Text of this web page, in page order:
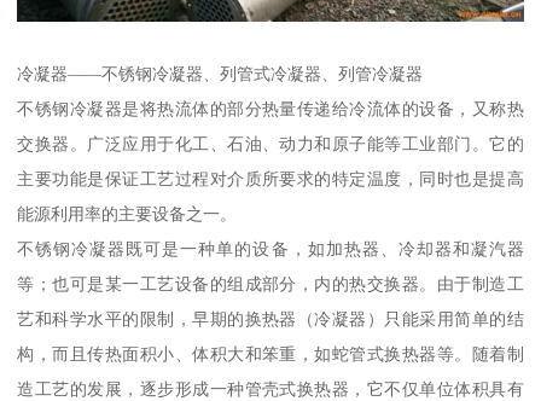
冷凝器——不锈钢冷凝器、列管式冷凝器、列管冷凝器
不锈钢冷凝器是将热流体的部分热量传递给冷流体的设备，又称热
交换器。广泛应用于化工、石油、动力和原子能等工业部门。它的
主要功能是保证工艺过程对介质所要求的特定温度，同时也是提高
能源利用率的主要设备之一。
不锈钢冷凝器既可是一种单的设备，如加热器、冷却器和凝汽器
等；也可是某一工艺设备的组成部分，内的热交换器。由于制造工
艺和科学水平的限制，早期的换热器（冷凝器）只能采用简单的结
构，而且传热面积小、体积大和笨重，如蛇管式换热器等。随着制
造工艺的发展，逐步形成一种管壳式换热器，它不仅单位体积具有